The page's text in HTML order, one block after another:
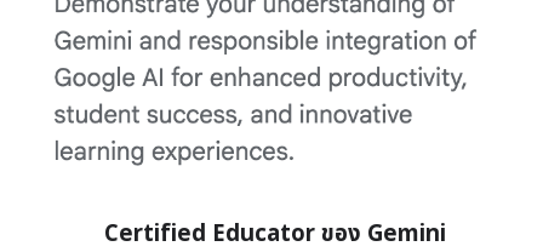
Certified Educator ของ Gemini